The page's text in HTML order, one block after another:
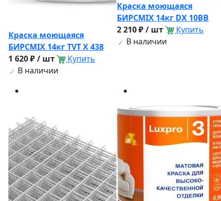
Краска моющаяся
БИРСМIX 14кг TVT X 438
1 620 ₽ / шт
Купить
В наличии
Краска моющаяся
БИРСМIX 14кг DX 10BB
2 210 ₽ / шт
Купить
В наличии